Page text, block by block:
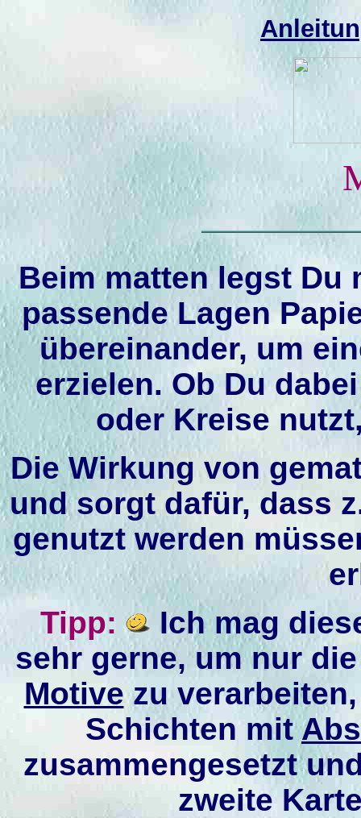
Beim matten legst Du
passende Lagen
übereinander, um
erzielen. Ob Du
oder Kreise
Die Wirkung von
und sorgt dafür, dass
genutzt werden
Tipp:
Ich mag
sehr gerne, um nur
Motivezu
Schichten mit
zusammengesetzt
zweite